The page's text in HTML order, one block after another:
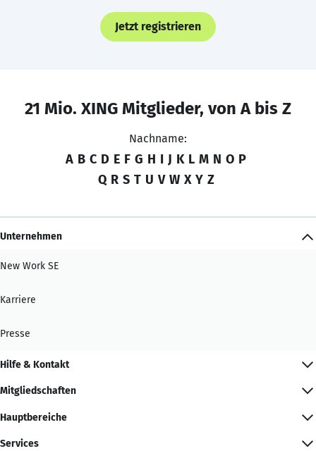
Jetzt registrieren
21 Mio. XING Mitglieder, von A bis Z
Nachname:
A B C D E F G H I J K L M N O P
Q R S T U V W X Y Z
Unternehmen
New Work SE
Karriere
Presse
Hilfe & Kontakt
Mitgliedschaften
Hauptbereiche
Services